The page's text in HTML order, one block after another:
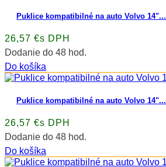
Puklice kompatibilné na auto Volvo 14"...
26,57 €s DPH
Dodanie do 48 hod.
Do košíka
Puklice kompatibilné na auto Volvo 14"...
26,57 €s DPH
Dodanie do 48 hod.
Do košíka